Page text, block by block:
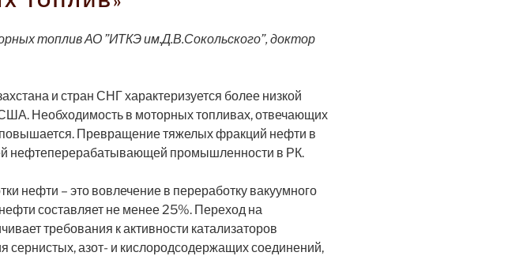
топлив АО ”ИТКЭ им.Д.В.Сокольского”, доктор
и стран СНГ характеризуется более низкой
Необходимость в моторных топливах, отвечающих
Превращение тяжелых фракций нефти в
нефтеперерабатывающей промышленности в РК.
нефти – это вовлечение в переработку вакуумного
составляет не менее 25%. Переход на
требования к активности катализаторов
сернистых, азот- и кислородсодержащих соединений,